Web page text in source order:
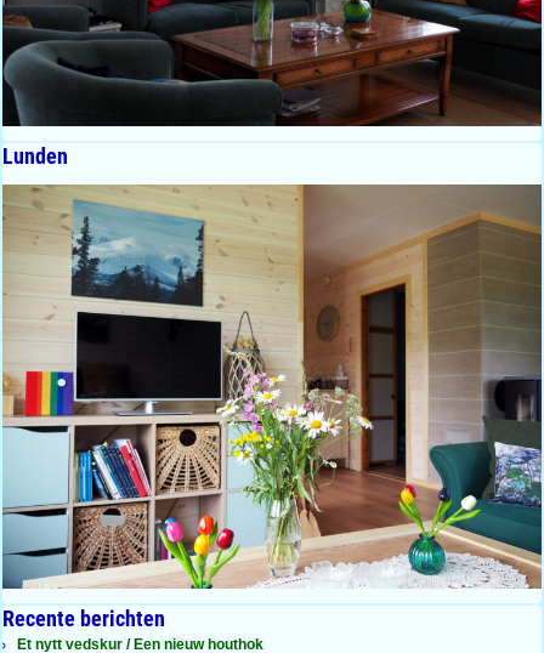
Lunden
Recente berichten
Et nytt vedskur / Een nieuw houthok